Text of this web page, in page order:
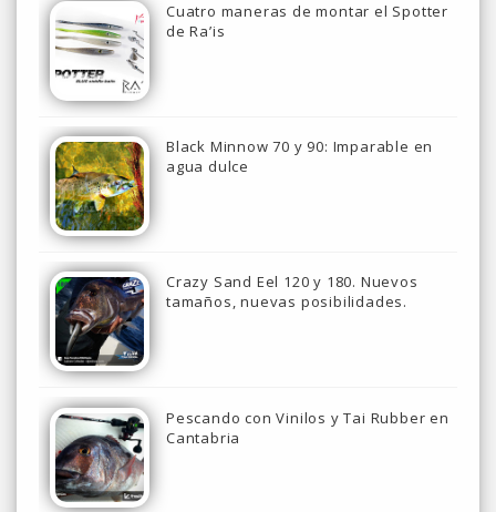
Cuatro maneras de montar el Spotter
de Ra’is
Black Minnow 70 y 90: Imparable en
agua dulce
Crazy Sand Eel 120 y 180. Nuevos
tamaños, nuevas posibilidades.
Pescando con Vinilos y Tai Rubber en
Cantabria